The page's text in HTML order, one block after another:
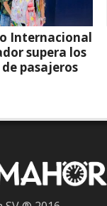
Internacional
supera los
pasajeros